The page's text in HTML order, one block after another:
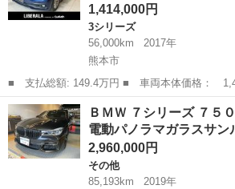
1,414,000円
3シリーズ
56,000km
2017年
熊本市
■ 支払総額: 149.4万円 ■ 車両本体価格： 1,414,000 円 ■ メーカ
ー名： ＢＭＷ ■ 車種名： ３シリーズ ■ グ
ｄ 純正メモリナビ 前席パワーシート シー
ェントセ...
熊本 熊本市
ＢＭＷ ７シリーズ ７
電動パノラマガラスサ
2,960,000円
その他
85,193km
2019年